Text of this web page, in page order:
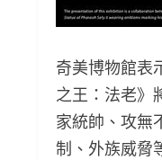
奇美博物館表
之王：法老》
家統帥、攻無
制、外族威脅